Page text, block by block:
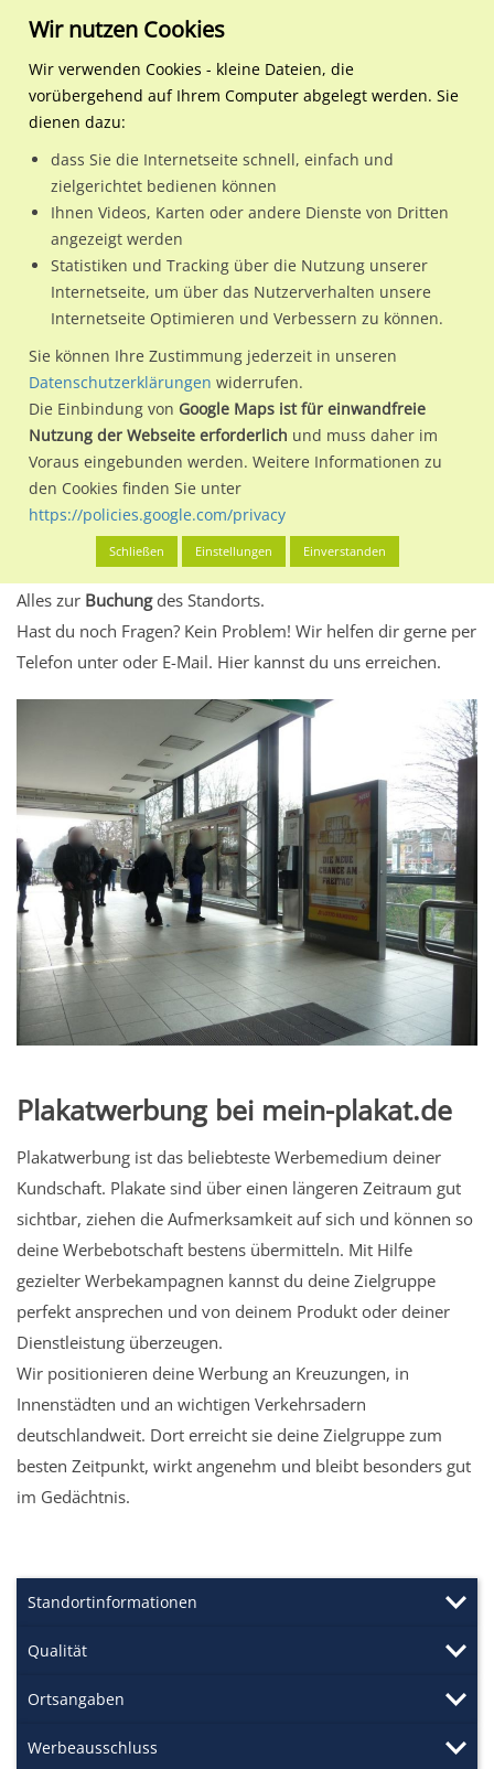
Regionale Plakatwerbung Hamburg
Hamburg, Freie und
U-Bf Berne Eing. li.
Nutze günstige Werbemöglichkeiten am Standort U-Bf Berne
Eing. li. 2.Sto., re. neb. Infovitrine im Ortsteil Farmsen-Berne)
in Hamburg, Freie und Hansestadt.
Wir erheben für jede unserer Werbeflächen individuelle und
aktuelleStandortinformationenundLeistungswerte. Damit
kannst du dich schon vor der Buchung im Detail über den
Standort, seine Reichweite und Werbewirkung sowie
eventuelle Beschränkungen in den zugelassenen
Werbeinhalten informieren.
Alles klar? Dann findest du direkt im unteren Teil dieser Seite
Alles zur Buchungdes Standorts.
Hast du noch Fragen? Kein Problem! Wir helfen dir gerne per
Telefon unter oder E-Mail. Hier kannst du uns erreichen.
Plakatwerbung bei mein-plakat.de
Plakatwerbung ist das beliebteste Werbemedium deiner
Kundschaft. Plakate sind über einen längeren Zeitraum gut
sichtbar, ziehen die Aufmerksamkeit auf sich und können so
deine Werbebotschaft bestens übermitteln. Mit Hilfe
gezielter Werbekampagnen kannst du deine Zielgruppe
perfekt ansprechen und von deinem Produkt oder deiner
Dienstleistung überzeugen.
Wir positionieren deine Werbung an Kreuzungen, in
Innenstädten und an wichtigen Verkehrsadern
deutschlandweit. Dort erreicht sie deine Zielgruppe zum
besten Zeitpunkt, wirkt angenehm und bleibt besonders gut
im Gedächtnis.
Standortinformationen
Qualität
Ortsangaben
Werbeausschluss
Wir nutzen Cookies
Wir verwenden Cookies - kleine Dateien, die
vorübergehend auf Ihrem Computer abgelegt werden. Sie
dienen dazu:
dass Sie die Internetseite schnell, einfach und
zielgerichtet bedienen können
Ihnen Videos, Karten oder andere Dienste von Dritten
angezeigt werden
Statistiken und Tracking über die Nutzung unserer
Internetseite, um über das Nutzerverhalten unsere
Internetseite Optimieren und Verbessern zu können.
Sie können Ihre Zustimmung jederzeit in unseren
Datenschutzerklärungen widerrufen.
Die Einbindung von Google Maps ist für einwandfreie
Nutzung der Webseite erforderlich und muss daher im
Voraus eingebunden werden. Weitere Informationen zu
den Cookies finden Sie unter
https://policies.google.com/privacy
Schließen Einstellungen Einverstanden